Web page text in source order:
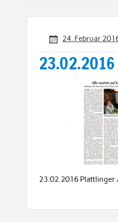
24. Februar
23.02.2016 Plattlinger